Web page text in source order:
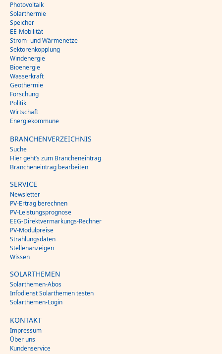
Photovoltaik
Solarthermie
Speicher
EE-Mobilität
Strom- und Wärmenetze
Sektorenkopplung
Windenergie
Bioenergie
Wasserkraft
Geothermie
Forschung
Politik
Wirtschaft
Energiekommune
BRANCHENVERZEICHNIS
Suche
Hier geht’s zum Brancheneintrag
Brancheneintrag bearbeiten
SERVICE
Newsletter
PV-Ertrag berechnen
PV-Leistungsprognose
EEG-Direktvermarkungs-Rechner
PV-Modulpreise
Strahlungsdaten
Stellenanzeigen
Wissen
SOLARTHEMEN
Solarthemen-Abos
Infodienst Solarthemen testen
Solarthemen-Login
KONTAKT
Impressum
Über uns
Kundenservice